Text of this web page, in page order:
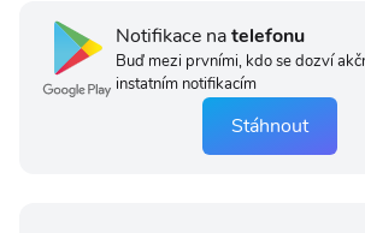
Notifikace natelefonu
Buď mezi prvními, kdo se dozví
instatním notifikacím
Stáhnout